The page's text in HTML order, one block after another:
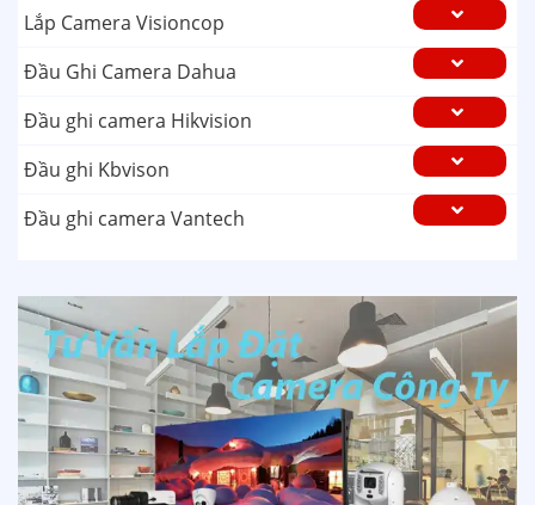
Lắp Camera Visioncop
Đầu Ghi Camera Dahua
Đầu ghi camera Hikvision
Đầu ghi Kbvison
Đầu ghi camera Vantech